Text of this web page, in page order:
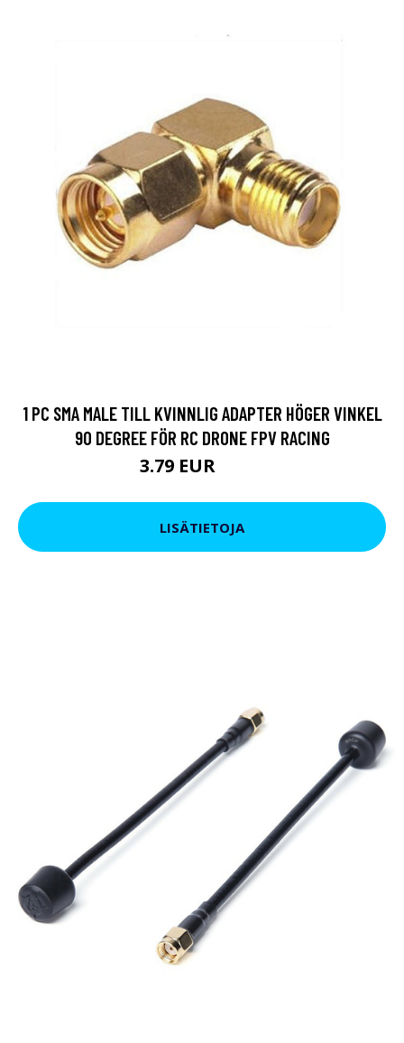
1 PC SMA MALE TILL KVINNLIG ADAPTER HÖGER VINKEL
90 DEGREE FÖR RC DRONE FPV RACING
3.79 EUR
LISÄTIETOJA